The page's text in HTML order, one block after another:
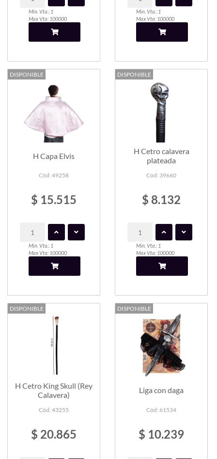
Min. Vta.: 1
Max Vta: 100000
Min. Vta.: 1
Max Vta: 100000
DISPONIBLE
H Capa Elvis
Cód: 49258
$ 15.515
Min. Vta.: 1
Max Vta: 100000
DISPONIBLE
H Cetro calavera
plateada
Cód: 39660
$ 8.132
Min. Vta.: 1
Max Vta: 100000
DISPONIBLE
H Cetro King Skull (Rey
Calavera)
Cód: 43255
$ 20.865
DISPONIBLE
Liga con daga
Cód: 61534
$ 10.239